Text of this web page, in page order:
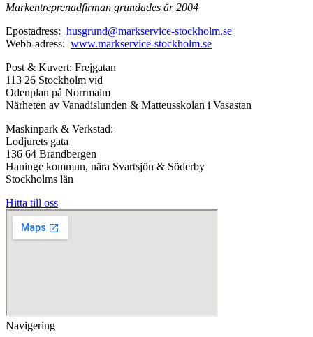
Markentreprenadfirman grundades år 2004
Epostadress: husgrund@markservice-stockholm.se
Webb-adress: www.markservice-stockholm.se
Post & Kuvert: Frejgatan
113 26 Stockholm vid
Odenplan på Norrmalm
Närheten av Vanadislunden & Matteusskolan i Vasastan
Maskinpark & Verkstad:
Lodjurets gata
136 64 Brandbergen
Haninge kommun, nära Svartsjön & Söderby
Stockholms län
Hitta till oss
Navigering